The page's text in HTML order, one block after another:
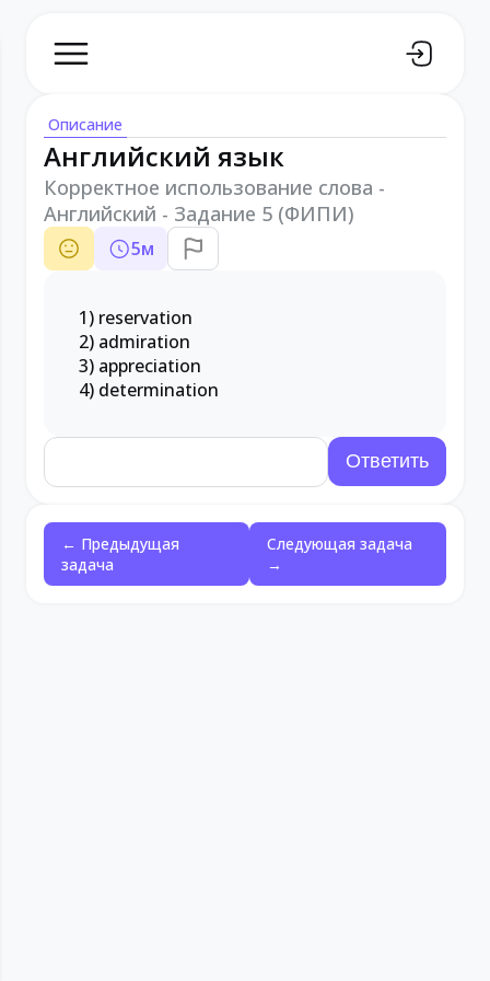
Описание
Английский язык
Корректное использование слова -
Английский - Задание 5 (ФИПИ)
5м
1) reservation
2) admiration
3) appreciation
4) determination
← Предыдущая
задача
Следующая задача
→